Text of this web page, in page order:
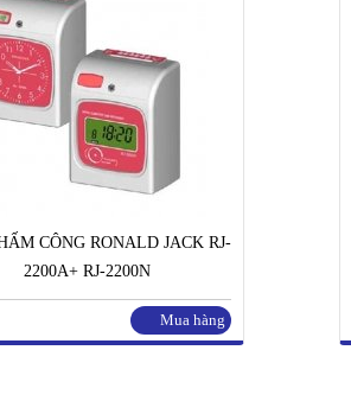
CÔNG RONALD JACK RJ-
2200A+ RJ-2200N
Mua hàng